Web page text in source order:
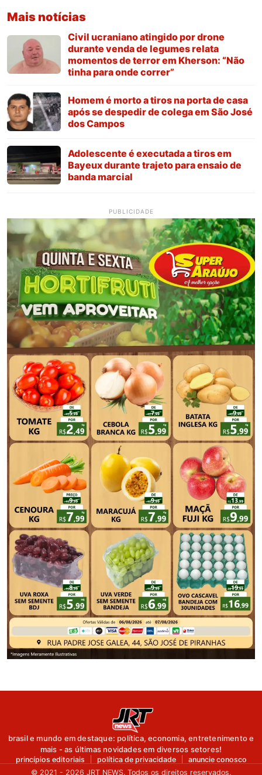
Mais notícias
Civil ucraniano atingido por drone
durante venda de legumes relata
momentos de terror em Kherson: “Não
tinha para onde correr”
Homem é morto a tiros na porta de casa
após se despedir de colega em São José
dos Campos
Adolescente é executada a tiros em
Bayeux durante trajeto para ensaio de
banda marcial
PUBLICIDADE
brasil e mundo em destaque: política, economia, entretenimento e
mais - as últimas novidades em diversos setores!
princípios editoriais política de privacidade
anuncie conosco
© 2021 - 2026 JRT NEWS. Todos os direitos reservados.